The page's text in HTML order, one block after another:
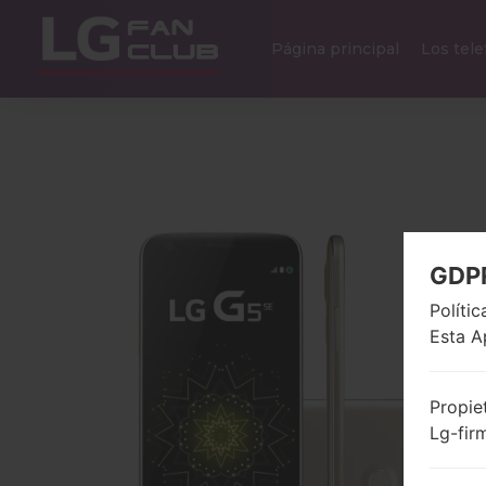
Página principal Los
Esta
Lg-